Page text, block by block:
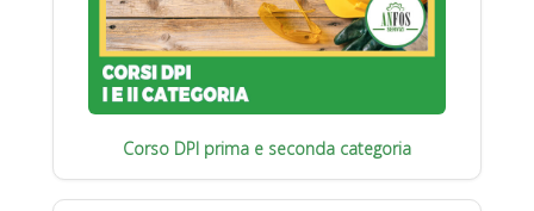
Corso DPI prima e seconda categoria